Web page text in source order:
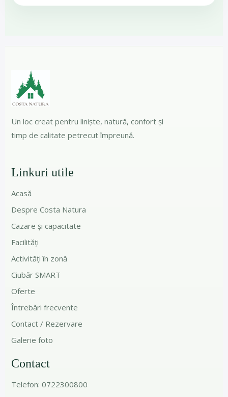
Un loc creat pentru liniște, natură, confort și
timp de calitate petrecut împreună.
Linkuri utile
Acasă
Despre Costa Natura
Cazare și capacitate
Facilități
Activități în zonă
Ciubăr SMART
Oferte
Întrebări frecvente
Contact / Rezervare
Galerie foto
Contact
Telefon: 0722300800